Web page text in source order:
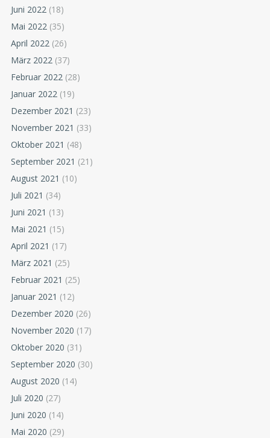
Juni 2022 (18)
Mai 2022 (35)
April 2022 (26)
März 2022 (37)
Februar 2022 (28)
Januar 2022 (19)
Dezember 2021 (23)
November 2021 (33)
Oktober 2021 (48)
September 2021 (21)
August 2021 (10)
Juli 2021 (34)
Juni 2021 (13)
Mai 2021 (15)
April 2021 (17)
März 2021 (25)
Februar 2021 (25)
Januar 2021 (12)
Dezember 2020 (26)
November 2020 (17)
Oktober 2020 (31)
September 2020 (30)
August 2020 (14)
Juli 2020 (27)
Juni 2020 (14)
Mai 2020 (29)